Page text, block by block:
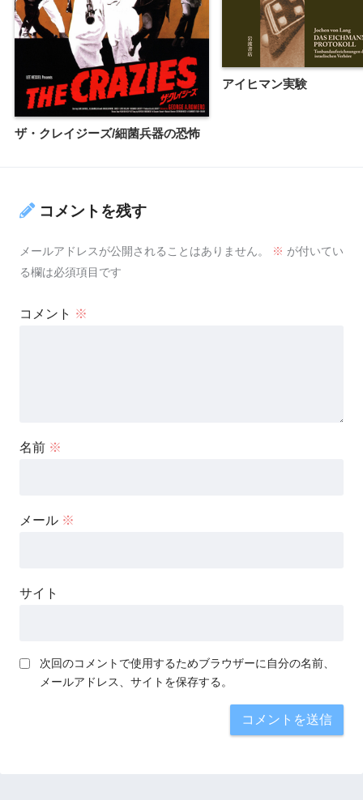
ザ・クレイジーズ/細菌兵器の恐怖
アイヒマン実験
コメントを残す
メールアドレスが公開されることはありません。 ※ が付いてい
る欄は必須項目です
コメント ※
名前 ※
メール ※
サイト
次回のコメントで使用するためブラウザーに自分の名前、
メールアドレス、サイトを保存する。